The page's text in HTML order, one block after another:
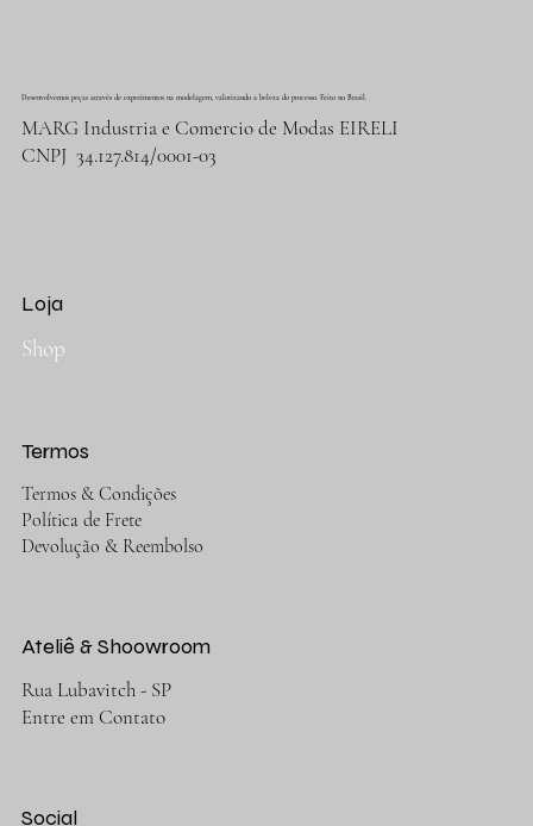
Desenvolvemos peças através de experimentos na modelagem, valorizando a beleza do processo. Feito no Brasil.
MARG Industria e Comercio de Modas EIRELI
​CNPJ 34.127.814/0001-03
Loja
Shop
Termos
Termos & Condições
Política de Frete
Devolução & Reembolso
Ateliê & Shoowroom
Rua Lubavitch - SP
Entre em Contato
Social